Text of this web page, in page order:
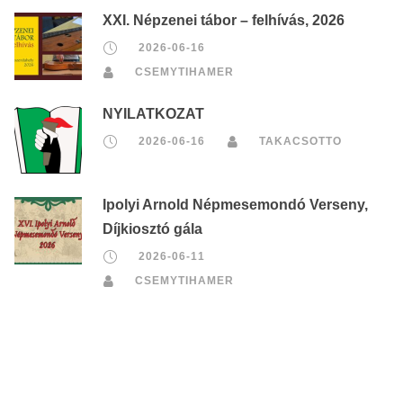
XXI. Népzenei tábor – felhívás, 2026
2026-06-16
CSEMYTIHAMER
NYILATKOZAT
2026-06-16 TAKACSOTTO
Ipolyi Arnold Népmesemondó Verseny,
Díjkiosztó gála
2026-06-11
CSEMYTIHAMER